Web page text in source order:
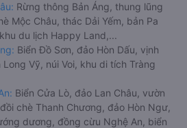
Rừng thông Bản Áng, thung lũng
Mộc Châu, thác Dải Yếm, bản Pa
du lịch Happy Land,...
Biển Đồ Sơn, đảo Hòn Dấu, vịnh
Long Vỹ, núi Voi, khu di tích Tràng
Biển Cửa Lò, đảo Lan Châu, vườn
chè Thanh Chương, đảo Hòn Ngư,
dương, đồng cừu Nghệ An, biển